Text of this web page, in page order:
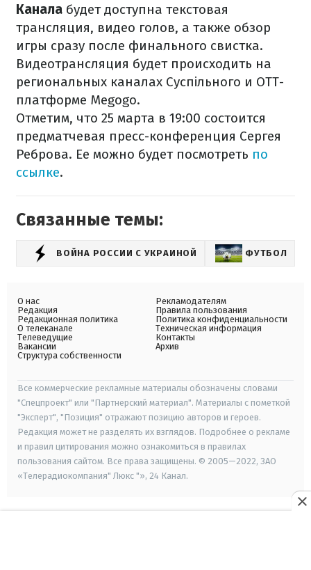
Канала будет доступна текстовая
трансляция, видео голов, а также обзор
игры сразу после финального свистка.
Видеотрансляция будет происходить на
региональных каналах Суспільного и ОТТ-
платформе Megogo.
Отметим, что 25 марта в 19:00 состоится
предматчевая пресс-конференция Сергея
Реброва. Ее можно будет посмотреть по
ссылке.
Связанные темы:
ВОЙНА РОССИИ С УКРАИНОЙ ФУТБОЛ
О нас
Редакция
Редакционная политика
О телеканале
Телеведущие
Вакансии
Структура собственности
Рекламодателям
Правила пользования
Политика конфиденциальности
Техническая информация
Контакты
Архив
Все коммерческие рекламные материалы обозначены словами
"Спецпроект" или "Партнерский материал". Материалы с пометкой
"Эксперт", "Позиция" отражают позицию авторов и героев.
Редакция может не разделять их взглядов. Подробнее о рекламе
и правил цитирования можно ознакомиться в правилах
пользования сайтом. Все права защищены. © 2005—2022, ЗАО
«Телерадиокомпания" Люкс "», 24 Канал.